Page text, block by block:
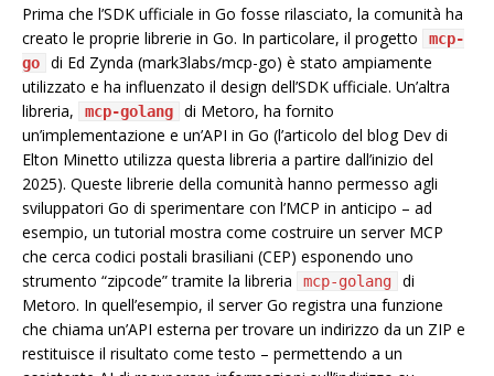
Prima che l’SDK ufficiale in Go fosse rilasciato, la comunità ha
creato le proprie librerie in Go. In particolare, il progetto
mcp-
go
di Ed Zynda (mark3labs/mcp-go) è stato ampiamente
utilizzato e ha influenzato il design dell’SDK ufficiale. Un’altra
libreria,
mcp-golang
di Metoro, ha fornito
un’implementazione e un’API in Go (l’articolo del blog Dev di
Elton Minetto utilizza questa libreria a partire dall’inizio del
2025). Queste librerie della comunità hanno permesso agli
sviluppatori Go di sperimentare con l’MCP in anticipo – ad
esempio, un tutorial mostra come costruire un server MCP
che cerca codici postali brasiliani (CEP) esponendo uno
strumento “zipcode” tramite la libreria
mcp-golang
di
Metoro. In quell’esempio, il server Go registra una funzione
che chiama un’API esterna per trovare un indirizzo da un ZIP e
restituisce il risultato come testo – permettendo a un